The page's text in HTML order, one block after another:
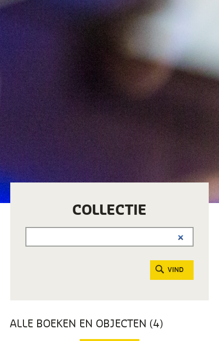
COLLECTIE
VIND
ALLE BOEKEN EN OBJECTEN (4)